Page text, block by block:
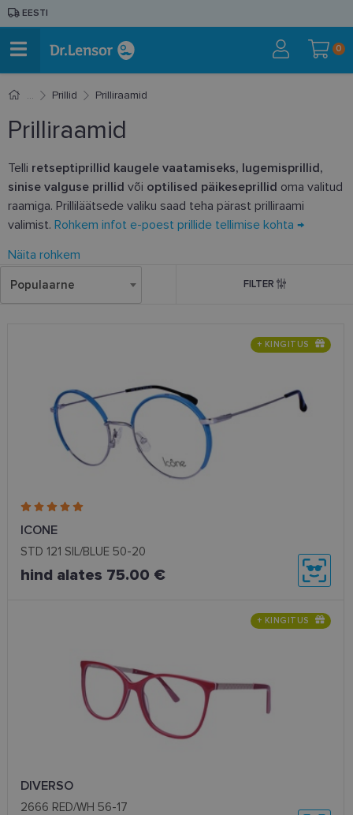
EESTI
0
Prillid Prilliraamid
Prilliraamid
Telli retseptiprillid kaugele vaatamiseks, lugemisprillid,
sinise valguse prillid või optilised päikeseprillid oma valitud
raamiga. Prilliläätsede valiku saad teha pärast prilliraami
valimist. Rohkem infot e-poest prillide tellimise kohta →
Näita rohkem
Populaarne FILTER
+ KINGITUS
ICONE
STD 121 SIL/BLUE 50-20
hind alates 75.00 €
+ KINGITUS
DIVERSO
2666 RED/WH 56-17